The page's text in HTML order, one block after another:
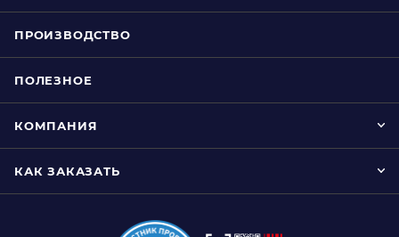
ПРОИЗВОДСТВО
ПОЛЕЗНОЕ
КОМПАНИЯ
КАК ЗАКАЗАТЬ